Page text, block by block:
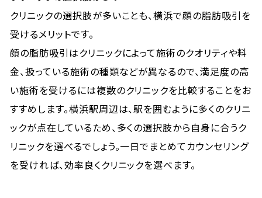
クリニックの選択肢が多いことも、横浜で顔の脂肪吸引を
受けるメリットです。
顔の脂肪吸引はクリニックによって施術のクオリティや料
金、扱っている施術の種類などが異なるので、満足度の高
い施術を受けるには複数のクリニックを比較することをお
すすめします。横浜駅周辺は、駅を囲むように多くのクリニ
ックが点在しているため、多くの選択肢から自身に合うク
リニックを選べるでしょう。一日でまとめてカウンセリング
を受ければ、効率良くクリニックを選べます。